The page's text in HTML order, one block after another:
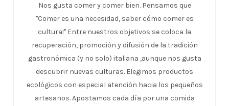
Nos gusta comer y comer bien. Pensamos que
"Comer es una necesidad, saber cómo comer es
cultura!" Entre nuestros objetivos se coloca la
recuperación, promoción y difusión de la tradición
gastronómica (y no solo) italiana ,aunque nos gusta
descubrir nuevas culturas. Elegimos productos
ecológicos con especial atención hacia los pequeños
artesanos. Apostamos cada día por una comida